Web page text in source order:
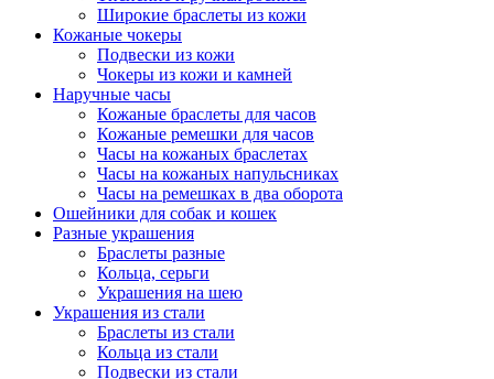
Широкие браслеты из кожи
Кожаные чокеры
Подвески из кожи
Чокеры из кожи и камней
Наручные часы
Кожаные браслеты для часов
Кожаные ремешки для часов
Часы на кожаных браслетах
Часы на кожаных напульсниках
Часы на ремешках в два оборота
Ошейники для собак и кошек
Разные украшения
Браслеты разные
Кольца, серьги
Украшения на шею
Украшения из стали
Браслеты из стали
Кольца из стали
Подвески из стали